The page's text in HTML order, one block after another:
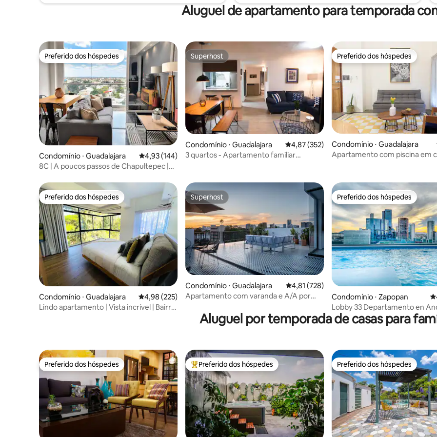
Aluguel de apartamento para temporada
Preferido dos hóspedes
Preferido dos hóspedes
Condomínio ⋅ Guadalajara 4,93 de uma avaliação média de 5, 144 avaliações
4,93 (144)
8C | A poucos passos de Chapultepec |
Superhost
Superhost
Condomínio ⋅ Guadalajara 4,87 de uma avaliação média de 5, 352
4,87 (352)
3 quartos - Apartamento familiar
Preferido dos hóspedes
Preferido dos hóspedes
Condomínio ⋅ Guadalajara
Apartamento com piscina em
Preferido dos hóspedes
Preferido dos hóspedes
Condomínio ⋅ Guadalajara 4,98 de uma avaliação média de 5, 225 avaliações
4,98 (225)
Lindo apartamento | Vista incrível | Bairro
Superhost
Superhost
Condomínio ⋅ Guadalajara 4,81 de uma avaliação média de 5, 728
4,81 (728)
Apartamento com varanda e A/A por
Preferido dos hóspedes
Preferido dos hóspedes
Condomínio ⋅ Zapopan
Lobby 33 Departamento en
Aluguel por temporada de casas para
Preferido dos hóspedes
Preferido dos hóspedes Entre os melhores preferidos dos hóspedes
Preferido dos hóspedes Preferido dos hóspedes
Preferido dos hóspedes